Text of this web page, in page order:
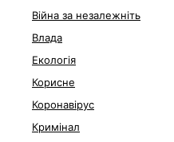
Війна за незалежніть
Влада
Екологія
Корисне
Коронавірус
Кримінал